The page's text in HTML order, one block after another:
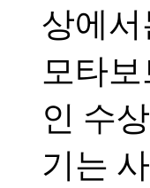
상에
모타
인 수
기는